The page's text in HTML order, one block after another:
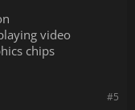
video
chips
#5